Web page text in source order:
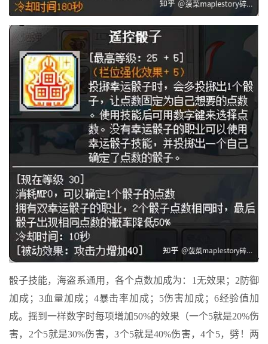
骰子技能，海盗系通用，各个点数加成为：1无效果；2防御
加成；3血量加成；4暴击率加成；5伤害加成；6经验值加
成。摇到一样数字时每项增加50%的效果（一个5就是20%伤
害，2个5就是30%伤害，3个5就是40%伤害，4个5，劈！两